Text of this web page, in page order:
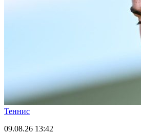
Теннис
09.08.26 13:42